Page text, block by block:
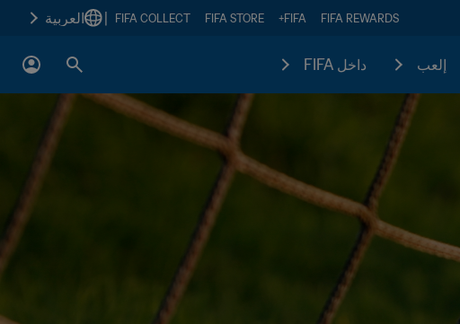
FIFA REWARDS
FIFA+
FIFA STORE
FIFA COLLECT العربية
إلعب داخل FIFA